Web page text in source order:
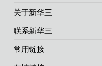
关于新华三
联系新华三
常用链接